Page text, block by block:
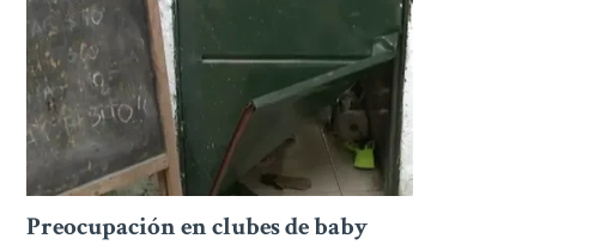
Preocupación en clubes de baby